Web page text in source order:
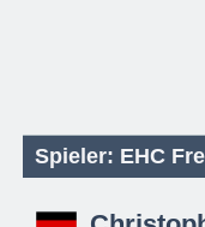
Spieler: EHC